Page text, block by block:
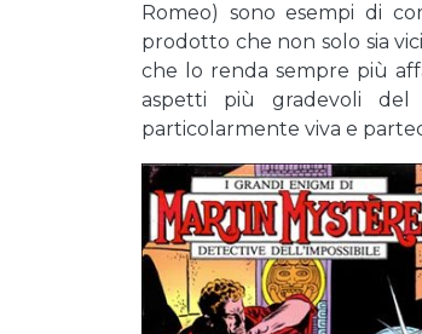
Romeo) sono esempi di
prodotto che non solo sia
che lo renda sempre più
aspetti più gradevoli
particolarmente viva e